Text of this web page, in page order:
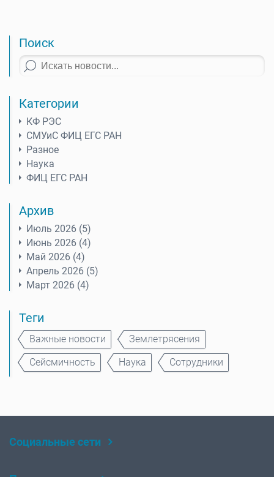
Поиск
Категории
КФ РЭС
СМУиС ФИЦ ЕГС РАН
Разное
Наука
ФИЦ ЕГС РАН
Архив
Июль 2026 (5)
Июнь 2026 (4)
Май 2026 (4)
Апрель 2026 (5)
Март 2026 (4)
Теги
Важные новости
Землетрясения
Сейсмичность
Наука Сотрудники
Социальные сети